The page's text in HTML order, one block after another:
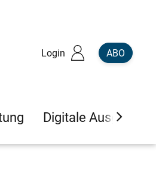
Login ABO
Digitale Ausgaben